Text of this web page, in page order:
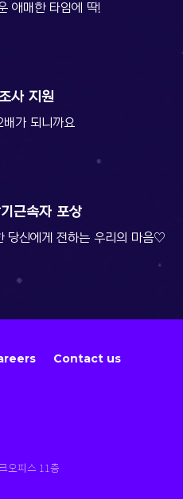
애매한 타임에 딱!
사 지원
가 되니까요
근속자 포상
당신에게 전하는 우리의 마음♡
Contact us
오피스 11층